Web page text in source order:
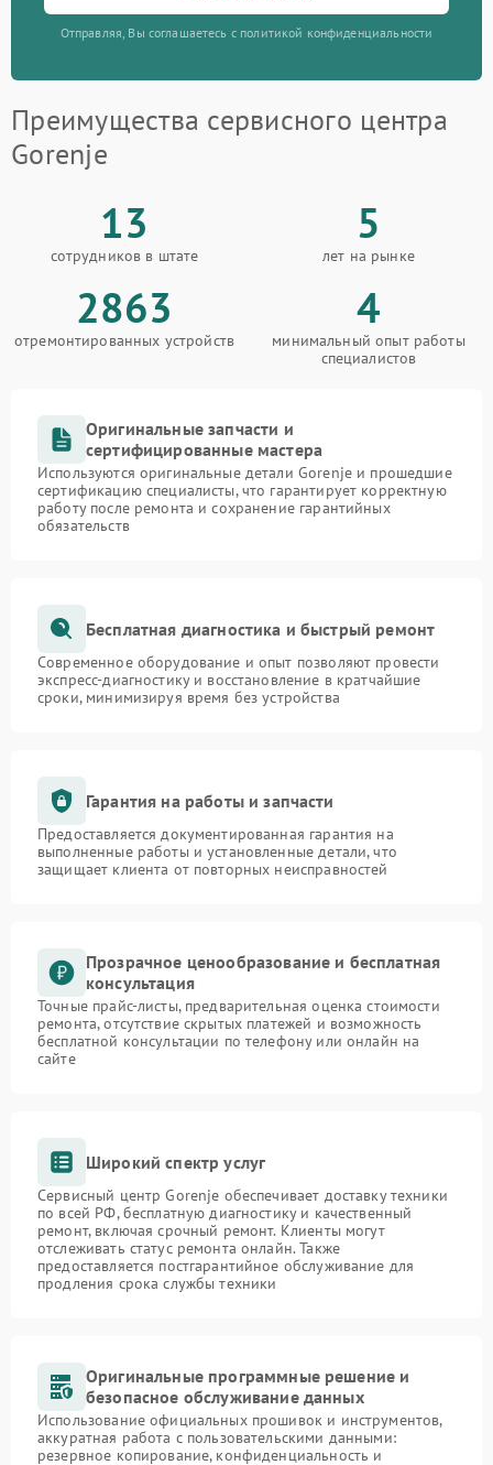
Отправляя, Вы соглашаетесь с политикой конфиденциальности
Преимущества сервисного центра
Gorenje
13
сотрудников в штате
5
лет на рынке
2863
отремонтированных устройств
4
минимальный опыт работы
специалистов
Оригинальные запчасти и
сертифицированные мастера
Используются оригинальные детали Gorenje и прошедшие
сертификацию специалисты, что гарантирует корректную
работу после ремонта и сохранение гарантийных
обязательств
Бесплатная диагностика и быстрый ремонт
Современное оборудование и опыт позволяют провести
экспресс-диагностику и восстановление в кратчайшие
сроки, минимизируя время без устройства
Гарантия на работы и запчасти
Предоставляется документированная гарантия на
выполненные работы и установленные детали, что
защищает клиента от повторных неисправностей
Прозрачное ценообразование и бесплатная
консультация
Точные прайс-листы, предварительная оценка стоимости
ремонта, отсутствие скрытых платежей и возможность
бесплатной консультации по телефону или онлайн на
сайте
Широкий спектр услуг
Сервисный центр Gorenje обеспечивает доставку техники
по всей РФ, бесплатную диагностику и качественный
ремонт, включая срочный ремонт. Клиенты могут
отслеживать статус ремонта онлайн. Также
предоставляется постгарантийное обслуживание для
продления срока службы техники
Оригинальные программные решение и
безопасное обслуживание данных
Использование официальных прошивок и инструментов,
аккуратная работа с пользовательскими данными:
резервное копирование, конфиденциальность и